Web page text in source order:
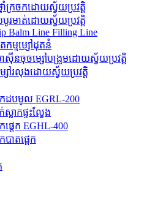
ក្រចកដោយស្វ័យប្រវត្តិ
មាត់ដោយស្វ័យប្រវត្តិ
Balm Line Filling Line
កម្មម្សៅដុតនំ
ាស៊ីនចុចម្សៅបង្រួមដោយស្វ័យប្រវត្តិ
ៅរលុងដោយស្វ័យប្រវត្តិ
ដបមូល EGRL-200
លាកផ្ទះល្វែង
ផ្តេក EGHL-400
ាតផ្តេក